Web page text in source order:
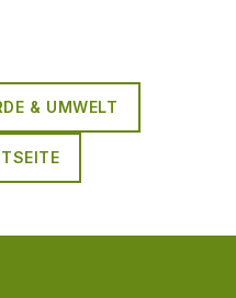
& UMWELT